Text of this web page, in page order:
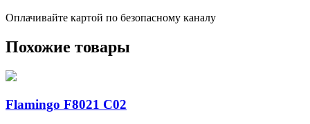
Оплачивайте картой по безопасному каналу
Похожие товары
Flamingo F8021 C02